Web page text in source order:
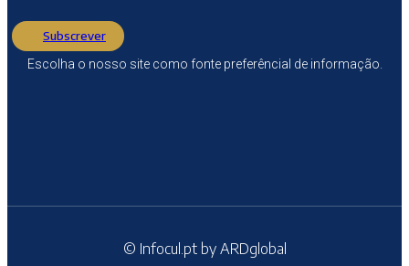
Subscrever
Escolha o nosso site como fonte preferêncial de informação.
© Infocul.pt by ARDglobal